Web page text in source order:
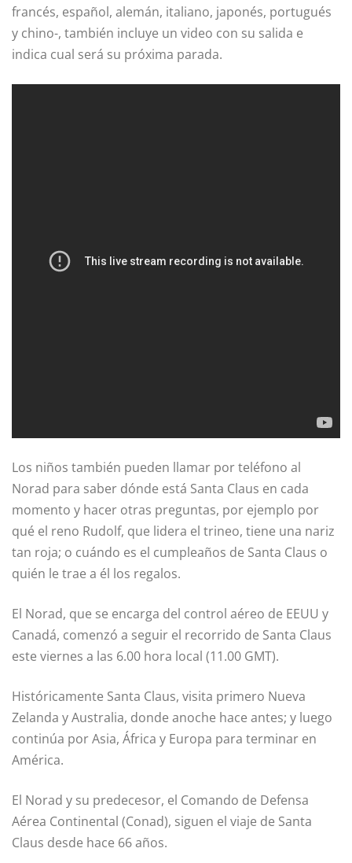
francés, español, alemán, italiano, japonés, portugués
y chino-, también incluye un video con su salida e
indica cual será su próxima parada.
Los niños también pueden llamar por teléfono al
Norad para saber dónde está Santa Claus en cada
momento y hacer otras preguntas, por ejemplo por
qué el reno Rudolf, que lidera el trineo, tiene una nariz
tan roja; o cuándo es el cumpleaños de Santa Claus o
quién le trae a él los regalos.
El Norad, que se encarga del control aéreo de EEUU y
Canadá, comenzó a seguir el recorrido de Santa Claus
este viernes a las 6.00 hora local (11.00 GMT).
Históricamente Santa Claus, visita primero Nueva
Zelanda y Australia, donde anoche hace antes; y luego
continúa por Asia, África y Europa para terminar en
América.
El Norad y su predecesor, el Comando de Defensa
Aérea Continental (Conad), siguen el viaje de Santa
Claus desde hace 66 años.